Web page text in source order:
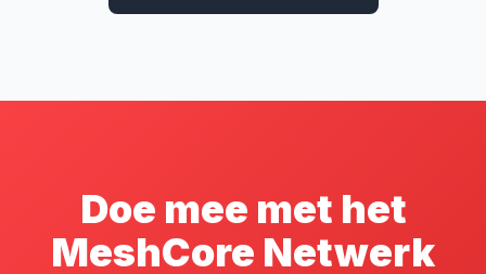
Doe mee met het
MeshCore Netwerk